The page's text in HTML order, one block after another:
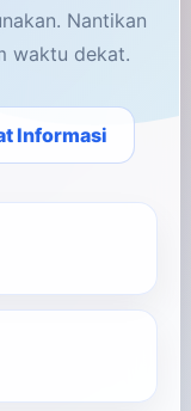
Nantikan
waktu dekat.
Informasi